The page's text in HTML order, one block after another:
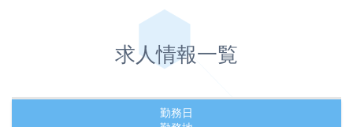
求人情報一覧
勤務日